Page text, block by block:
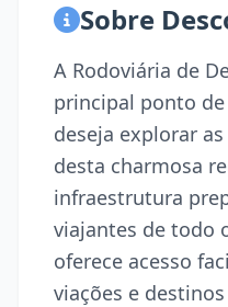
Sobre
A Rodoviária de
principal ponto
deseja explorar
desta charmosa
infraestrutura
viajantes de todo
oferece acesso
viações e